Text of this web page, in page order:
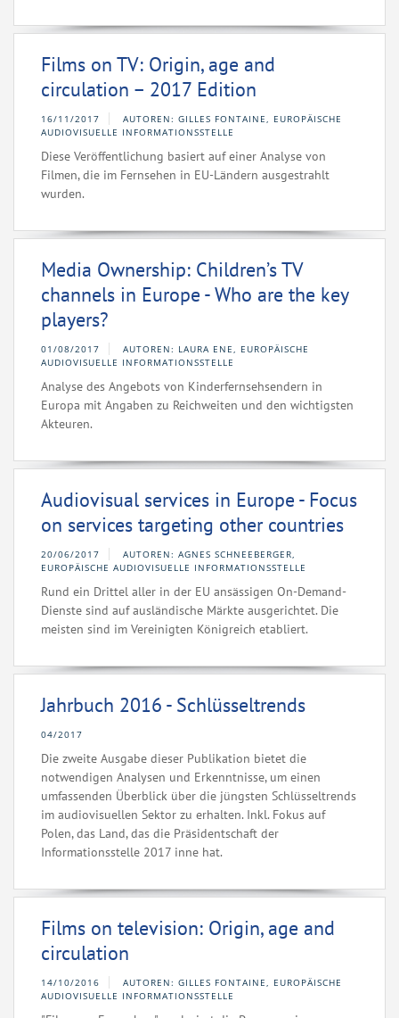
Films on TV: Origin, age and
circulation – 2017 Edition
16/11/2017
AUTOREN: GILLES FONTAINE, EUROPÄISCHE
AUDIOVISUELLE INFORMATIONSSTELLE
Diese Veröffentlichung basiert auf einer Analyse von
Filmen, die im Fernsehen in EU-Ländern ausgestrahlt
wurden.
Media Ownership: Children’s TV
channels in Europe - Who are the key
players?
01/08/2017
AUTOREN: LAURA ENE, EUROPÄISCHE
AUDIOVISUELLE INFORMATIONSSTELLE
Analyse des Angebots von Kinderfernsehsendern in
Europa mit Angaben zu Reichweiten und den wichtigsten
Akteuren.
Audiovisual services in Europe - Focus
on services targeting other countries
20/06/2017
AUTOREN: AGNES SCHNEEBERGER,
EUROPÄISCHE AUDIOVISUELLE INFORMATIONSSTELLE
Rund ein Drittel aller in der EU ansässigen On-Demand-
Dienste sind auf ausländische Märkte ausgerichtet. Die
meisten sind im Vereinigten Königreich etabliert.
Jahrbuch 2016 - Schlüsseltrends
04/2017
Die zweite Ausgabe dieser Publikation bietet die
notwendigen Analysen und Erkenntnisse, um einen
umfassenden Überblick über die jüngsten Schlüsseltrends
im audiovisuellen Sektor zu erhalten. Inkl. Fokus auf
Polen, das Land, das die Präsidentschaft der
Informationsstelle 2017 inne hat.
Films on television: Origin, age and
circulation
14/10/2016
AUTOREN: GILLES FONTAINE, EUROPÄISCHE
AUDIOVISUELLE INFORMATIONSSTELLE